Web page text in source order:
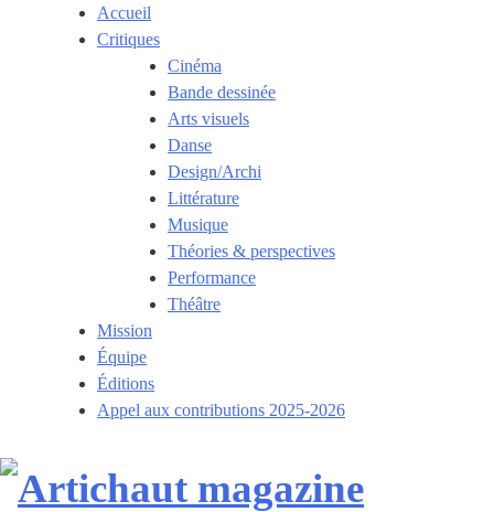
Accueil
Critiques
Cinéma
Bande dessinée
Arts visuels
Danse
Design/Archi
Littérature
Musique
Théories & perspectives
Performance
Théâtre
Mission
Équipe
Éditions
Appel aux contributions 2025-2026